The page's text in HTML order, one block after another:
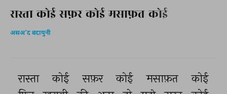
रास्ता कोई सफ़र कोई मसाफ़त कोई
असअ'द बदायुनी
रास्ता कोई सफ़र कोई मसाफ़त
कोई